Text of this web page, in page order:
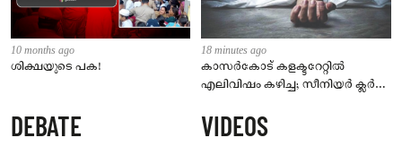
10 months ago
ശിക്ഷയുടെ പക!
18 minutes ago
കാസർകോട് കളക്ടറേറ്റിൽ
എലിവിഷം കഴിച്ച; സീനിയർ ക്ലർക്ക്
DEBATE VIDEOS